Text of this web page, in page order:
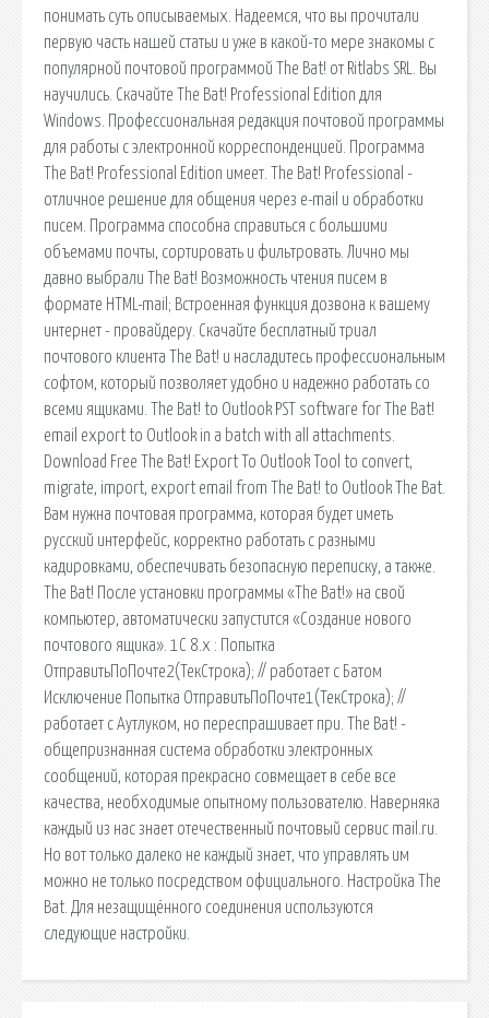
понимать суть описываемых. Надеемся, что вы прочитали
первую часть нашей статьи и уже в какой-то мере знакомы с
популярной почтовой программой The Bat! от Ritlabs SRL. Вы
научились. Скачайте The Bat! Professional Edition для
Windows. Профессиональная редакция почтовой программы
для работы с электронной корреспонденцией. Программа
The Bat! Professional Edition имеет. The Bat! Professional -
отличное решение для общения через e-mail и обработки
писем. Программа способна справиться с большими
объемами почты, сортировать и фильтровать. Лично мы
давно выбрали The Bat! Возможность чтения писем в
формате HTML-mail; Встроенная функция дозвона к вашему
интернет - провайдеру. Скачайте бесплатный триал
почтового клиента The Bat! и насладитесь профессиональным
софтом, который позволяет удобно и надежно работать со
всеми ящиками. The Bat! to Outlook PST software for The Bat!
email export to Outlook in a batch with all attachments.
Download Free The Bat! Export To Outlook Tool to convert,
migrate, import, export email from The Bat! to Outlook The Bat.
Вам нужна почтовая программа, которая будет иметь
русский интерфейс, корректно работать с разными
кадировками, обеспечивать безопасную переписку, а также.
The Bat! После установки программы «The Bat!» на свой
компьютер, автоматически запустится «Создание нового
почтового ящика». 1С 8.x : Попытка
ОтправитьПоПочте2(ТекСтрока); // работает с Батом
Исключение Попытка ОтправитьПоПочте1(ТекСтрока); //
работает с Аутлуком, но переспрашивает при. The Bat! -
общепризнанная система обработки электронных
сообщений, которая прекрасно совмещает в себе все
качества, необходимые опытному пользователю. Наверняка
каждый из нас знает отечественный почтовый сервис mail.ru.
Но вот только далеко не каждый знает, что управлять им
можно не только посредством официального. Настройка The
Bat. Для незащищённого соединения используются
следующие настройки.